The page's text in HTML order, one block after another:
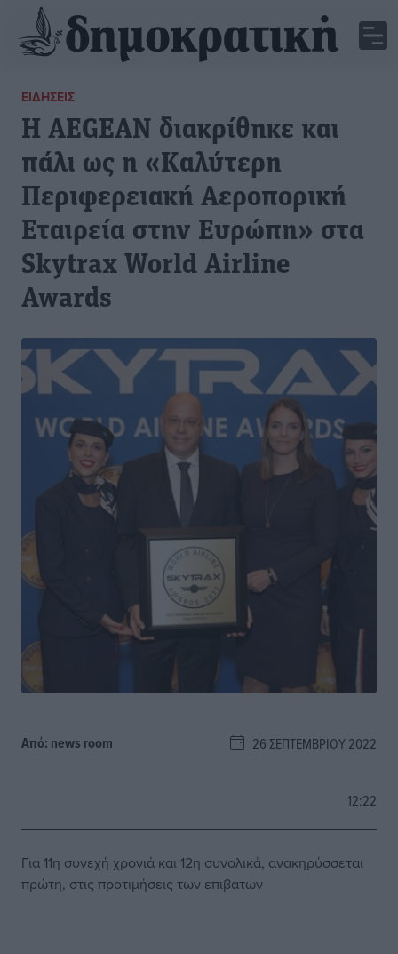
ΕΙΔΉΣΕΙΣ
Η AEGEAN διακρίθηκε και
πάλι ως η «Καλύτερη
Περιφερειακή Αεροπορική
Εταιρεία στην Ευρώπη» στα
Skytrax World Airline
Awards
Από: news room 26 ΣΕΠΤΕΜΒΡΊΟΥ 2022
12:22
Για 11η συνεχή χρονιά και 12η συνολικά, ανακηρύσσεται
πρώτη, στις προτιμήσεις των επιβατών